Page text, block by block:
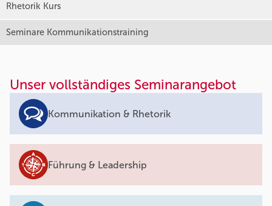
Rhetorik Kurs
Seminare Kommunikationstraining
Unser vollständiges Seminarangebot
Kommunikation & Rhetorik
Führung & Leadership